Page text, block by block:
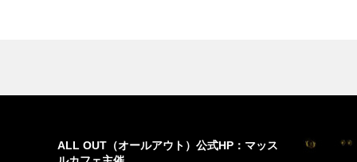
ALL OUT（オールアウト）公式HP：マッス